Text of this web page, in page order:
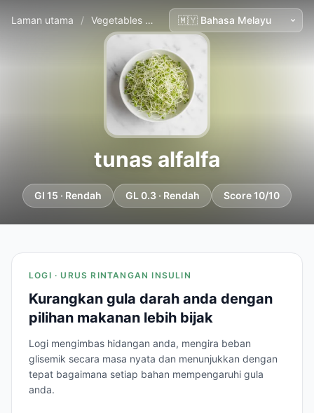
Laman utama / Vegetables / tunas alfalfa
tunas alfalfa
GI 15 · Rendah GL 0.3 · Rendah Score 10/10
LOGI · URUS RINTANGAN INSULIN
Kurangkan gula darah anda dengan
pilihan makanan lebih bijak
Logi mengimbas hidangan anda, mengira beban
glisemik secara masa nyata dan menunjukkan dengan
tepat bagaimana setiap bahan mempengaruhi gula
anda.